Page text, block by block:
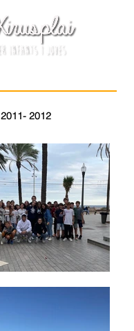
2011- 2012